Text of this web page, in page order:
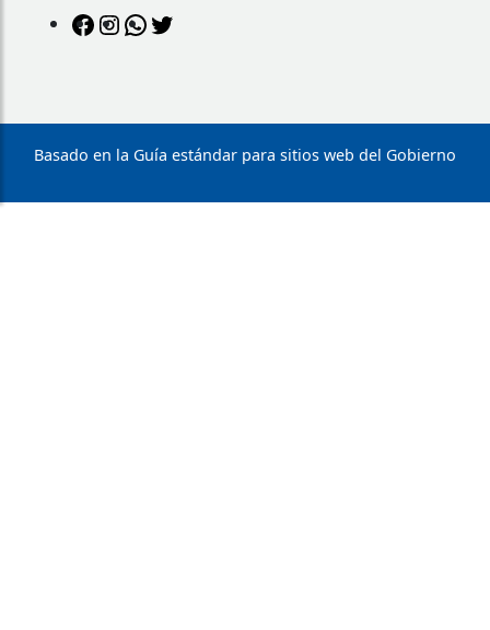
Basado en la Guía estándar para sitios web del Gobierno